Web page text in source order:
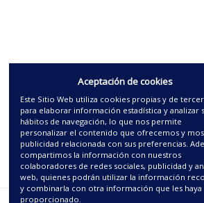
Aceptación de cookies
Este Sitio Web utiliza cookies propias y de
para elaborar información estadística y analizar
hábitos de navegación, lo que nos permite
personalizar el contenido que ofrecemos y
publicidad relacionada con sus preferencias.
compartimos la información con nuestros
colaboradores de redes sociales, publicidad y
web, quienes podrán utilizar la información
y combinarla con otra información que les haya
proporcionado.